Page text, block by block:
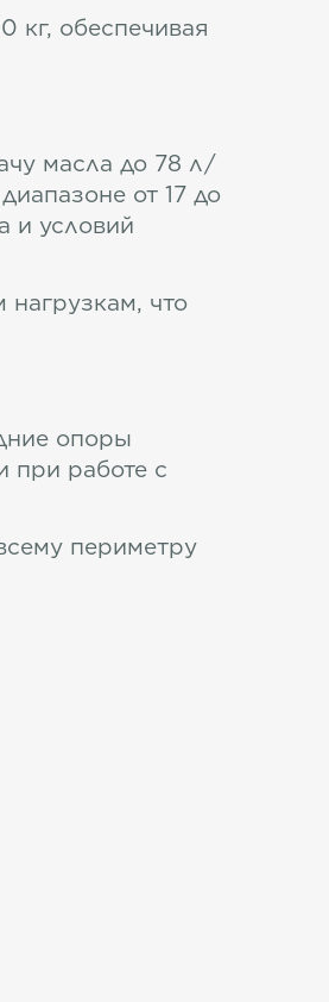
кг, обеспечивая
масла до 78 л/
от 17 до
и условий
что
опоры
при работе с
периметру